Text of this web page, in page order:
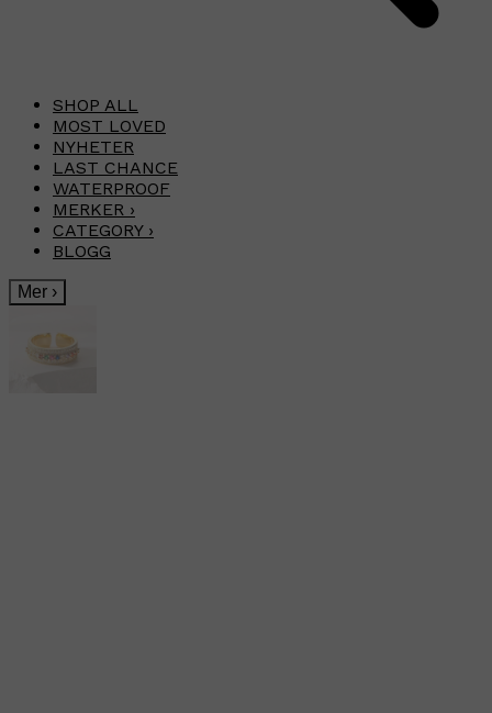
SHOP ALL
MOST LOVED
NYHETER
LAST CHANCE
WATERPROOF
MERKER ›
CATEGORY ›
BLOGG
Mer ›